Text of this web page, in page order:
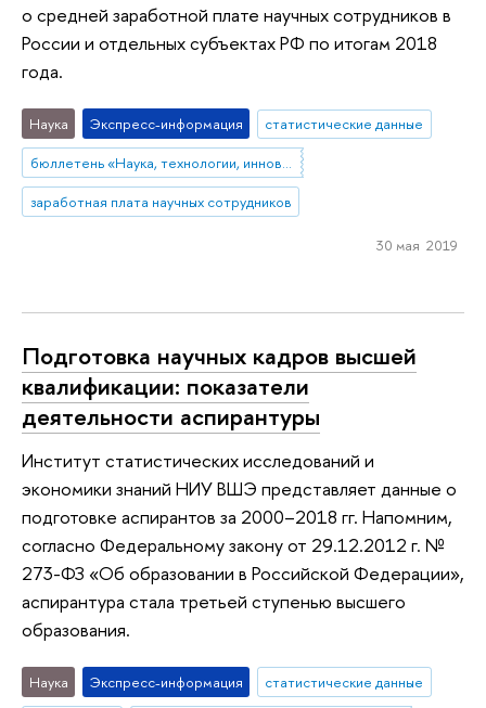
о средней заработной плате научных сотрудников в
России и отдельных субъектах РФ по итогам 2018
года.
Наука Экспресс-информация
статистические данные
бюллетень «Наука, технологии, инновации»
заработная плата научных сотрудников
30 мая 2019
Подготовка научных кадров высшей
квалификации: показатели
деятельности аспирантуры
Институт статистических исследований и
экономики знаний НИУ ВШЭ представляет данные о
подготовке аспирантов за 2000–2018 гг. Напомним,
согласно Федеральному закону от 29.12.2012 г. №
273-ФЗ «Об образовании в Российской Федерации»,
аспирантура стала третьей ступенью высшего
образования.
Наука Экспресс-информация статистические данные